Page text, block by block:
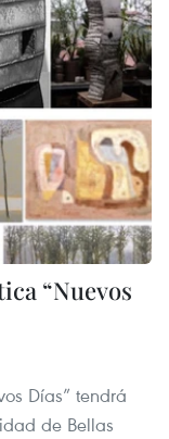
“Nuevos
Días” tendrá
de Bellas